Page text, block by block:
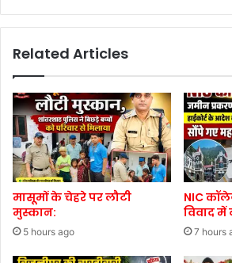
Related Articles
मासूमों के चेहरे पर लौटी
मुस्कान:
5 hours ago
NIC
विवाद में
7 hours